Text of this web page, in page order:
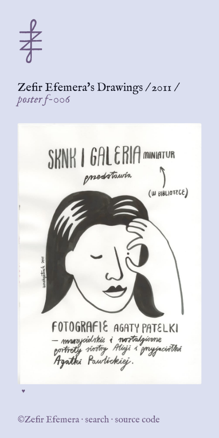
Zefir Efemera's Drawings/2011/
poster f-006
♥
©Zefir Efemera ·search ·source code